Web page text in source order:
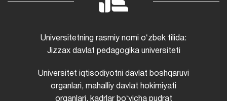
Universitetning rasmiy nomi oʻzbek tilida:
Jizzax davlat pedagogika universiteti
Universitet iqtisodiyotni davlat boshqaruvi
organlari, mahalliy davlat hokimiyati
organlari, kadrlar boʻyicha pudrat